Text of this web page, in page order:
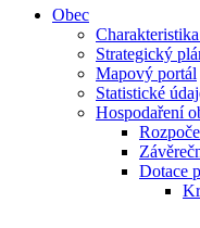
Obec
Strategický
Mapový portál
Statistické
Hospodaření
Dotace